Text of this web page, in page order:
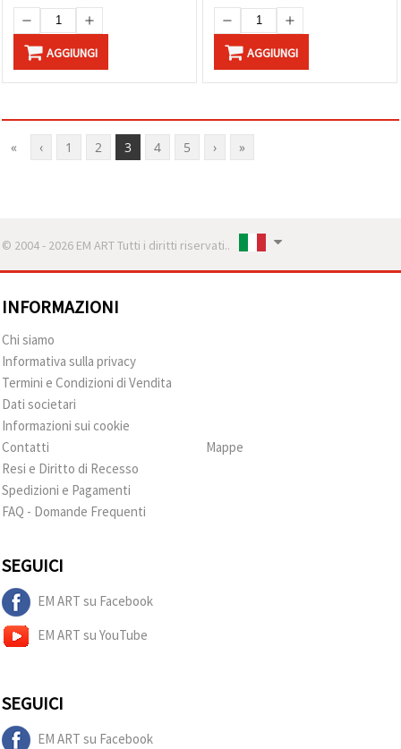
AGGIUNGI AGGIUNGI
« ‹ 1 2 3 4 5 › »
© 2004 - 2026 EM ART Tutti i diritti riservati..
INFORMAZIONI
Chi siamo
Informativa sulla privacy
Termini e Condizioni di Vendita
Dati societari
Informazioni sui cookie
Contatti
Resi e Diritto di Recesso
Spedizioni e Pagamenti
FAQ - Domande Frequenti
Mappe
SEGUICI
EM ART su Facebook
EM ART su YouTube
SEGUICI
EM ART su Facebook